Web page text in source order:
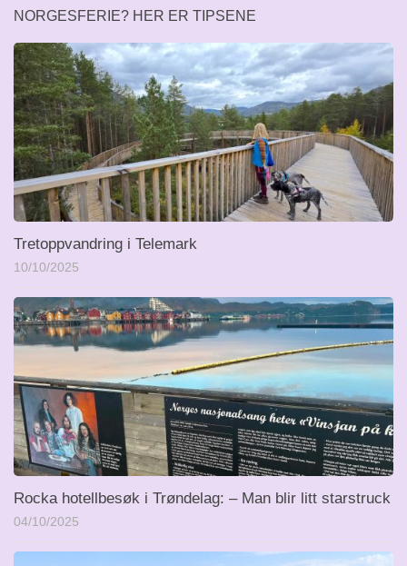
NORGESFERIE? HER ER TIPSENE
Tretoppvandring i Telemark
10/10/2025
Rocka hotellbesøk i Trøndelag: – Man blir litt starstruck
04/10/2025